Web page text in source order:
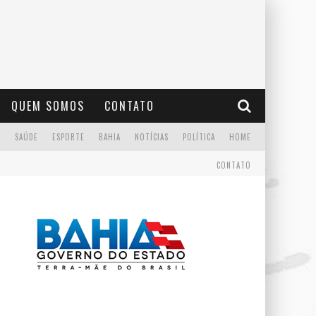
QUEM SOMOS CONTATO
HOME
POLÍTICA
NOTÍCIAS
BAHIA
ESPORTE
SAÚDE
CONTATO